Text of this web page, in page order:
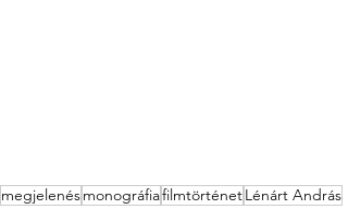
megjelenésmonográfiafilmtörténetLénárt András